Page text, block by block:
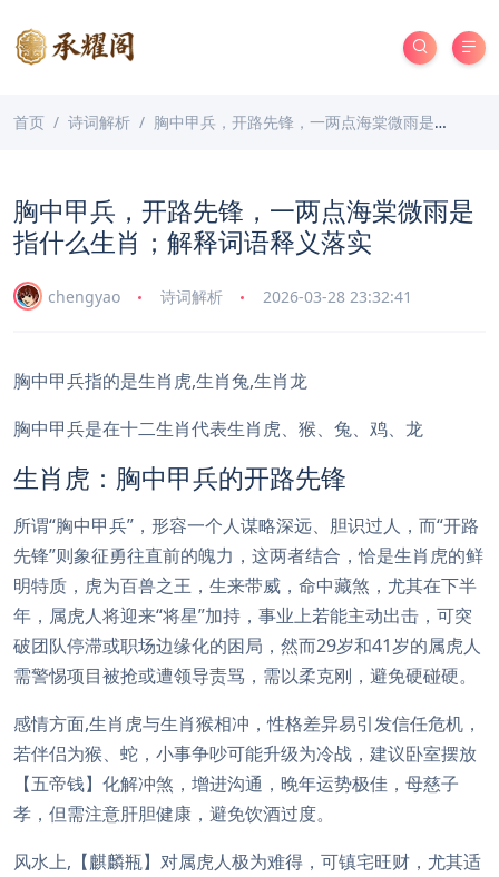
首页 诗词解析 胸中甲兵，开路先锋，一两点海棠微雨是指什么生肖；解释词语释义落实
胸中甲兵，开路先锋，一两点海棠微雨是
指什么生肖；解释词语释义落实
chengyao 诗词解析 2026-03-28 23:32:41
胸中甲兵指的是生肖虎,生肖兔,生肖龙
胸中甲兵是在十二生肖代表生肖虎、猴、兔、鸡、龙
生肖虎：胸中甲兵的开路先锋
所谓“胸中甲兵”，形容一个人谋略深远、胆识过人，而“开路
先锋”则象征勇往直前的魄力，这两者结合，恰是生肖虎的鲜
明特质，虎为百兽之王，生来带威，命中藏煞，尤其在下半
年，属虎人将迎来“将星”加持，事业上若能主动出击，可突
破团队停滞或职场边缘化的困局，然而29岁和41岁的属虎人
需警惕项目被抢或遭领导责骂，需以柔克刚，避免硬碰硬。
感情方面,生肖虎与生肖猴相冲，性格差异易引发信任危机，
若伴侣为猴、蛇，小事争吵可能升级为冷战，建议卧室摆放
【五帝钱】化解冲煞，增进沟通，晚年运势极佳，母慈子
孝，但需注意肝胆健康，避免饮酒过度。
风水上,【麒麟瓶】对属虎人极为难得，可镇宅旺财，尤其适